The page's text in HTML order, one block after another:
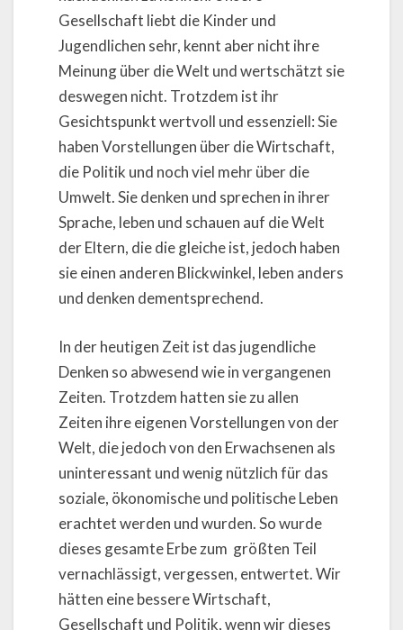
Gesellschaft liebt die Kinder und
Jugendlichen sehr, kennt aber nicht ihre
Meinung über die Welt und wertschätzt sie
deswegen nicht. Trotzdem ist ihr
Gesichtspunkt wertvoll und essenziell: Sie
haben Vorstellungen über die Wirtschaft,
die Politik und noch viel mehr über die
Umwelt. Sie denken und sprechen in ihrer
Sprache, leben und schauen auf die Welt
der Eltern, die die gleiche ist, jedoch haben
sie einen anderen Blickwinkel, leben anders
und denken dementsprechend.
In der heutigen Zeit ist das jugendliche
Denken so abwesend wie in vergangenen
Zeiten. Trotzdem hatten sie zu allen
Zeiten ihre eigenen Vorstellungen von der
Welt, die jedoch von den Erwachsenen als
uninteressant und wenig nützlich für das
soziale, ökonomische und politische Leben
erachtet werden und wurden. So wurde
dieses gesamte Erbe zum größten Teil
vernachlässigt, vergessen, entwertet. Wir
hätten eine bessere Wirtschaft,
Gesellschaft und Politik, wenn wir dieses